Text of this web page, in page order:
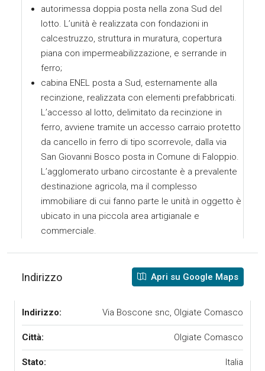
autorimessa doppia posta nella zona Sud del
lotto. L’unità è realizzata con fondazioni in
calcestruzzo, struttura in muratura, copertura
piana con impermeabilizzazione, e serrande in
ferro;
cabina ENEL posta a Sud, esternamente alla
recinzione, realizzata con elementi prefabbricati.
L’accesso al lotto, delimitato da recinzione in
ferro, avviene tramite un accesso carraio protetto
da cancello in ferro di tipo scorrevole, dalla via
San Giovanni Bosco posta in Comune di Faloppio.
L’agglomerato urbano circostante è a prevalente
destinazione agricola, ma il complesso
immobiliare di cui fanno parte le unità in oggetto è
ubicato in una piccola area artigianale e
commerciale.
Indirizzo Apri su Google Maps
Indirizzo: Via Boscone snc, Olgiate Comasco
Città: Olgiate Comasco
Stato: Italia